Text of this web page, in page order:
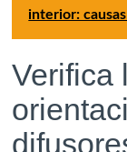
interior:
Verifica